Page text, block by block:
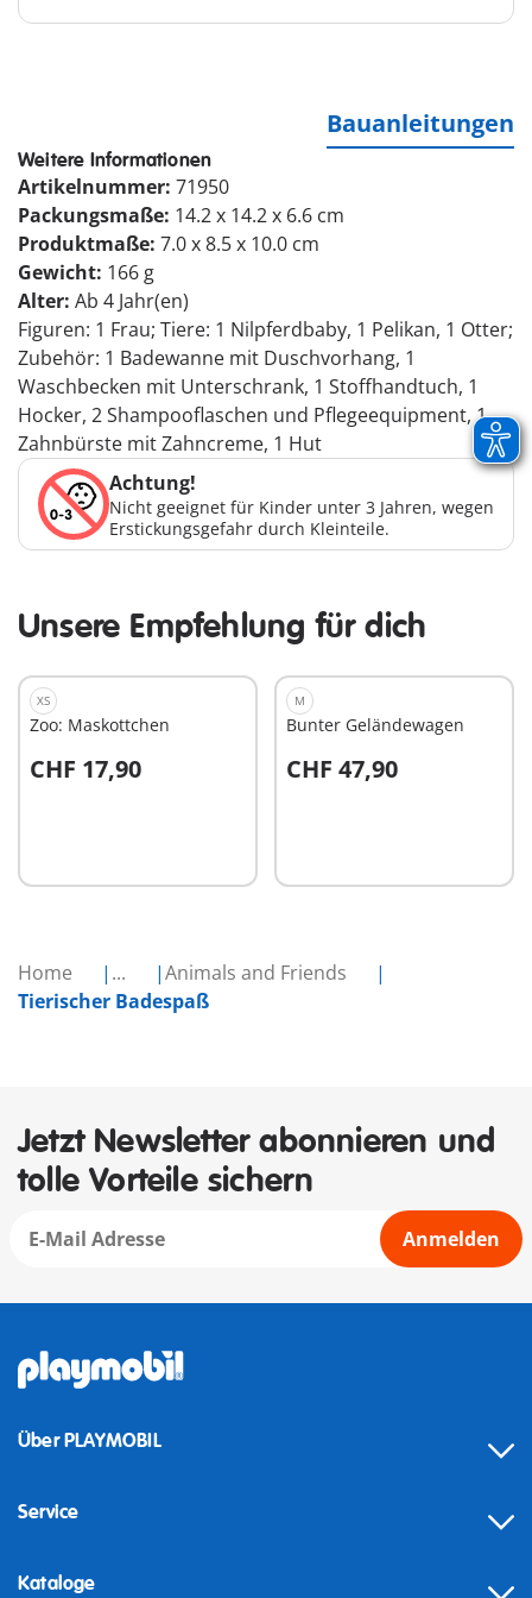
Home ...
Animals and Friends
Tierischer Badespaß
Bauanleitungen
Weitere Informationen
Artikelnummer: 71950
Packungsmaße: 14.2 x 14.2 x 6.6 cm
Produktmaße: 7.0 x 8.5 x 10.0 cm
Gewicht: 166 g
Alter: Ab 4 Jahr(en)
Figuren: 1 Frau; Tiere: 1 Nilpferdbaby, 1 Pelikan, 1 Otter;
Zubehör: 1 Badewanne mit Duschvorhang, 1
Waschbecken mit Unterschrank, 1 Stoffhandtuch, 1
Hocker, 2 Shampooflaschen und Pflegeequipment, 1
Zahnbürste mit Zahncreme, 1 Hut
Achtung!
Nicht geeignet für Kinder unter 3 Jahren, wegen
Erstickungsgefahr durch Kleinteile.
Unsere Empfehlung für dich
XS
Zoo: Maskottchen
CHF 17,90
In den Warenkorb
M
Bunter Geländewagen
CHF 47,90
In den Warenkorb
Jetzt Newsletter abonnieren und
tolle Vorteile sichern
Anmelden
Über PLAYMOBIL
Service
Kataloge